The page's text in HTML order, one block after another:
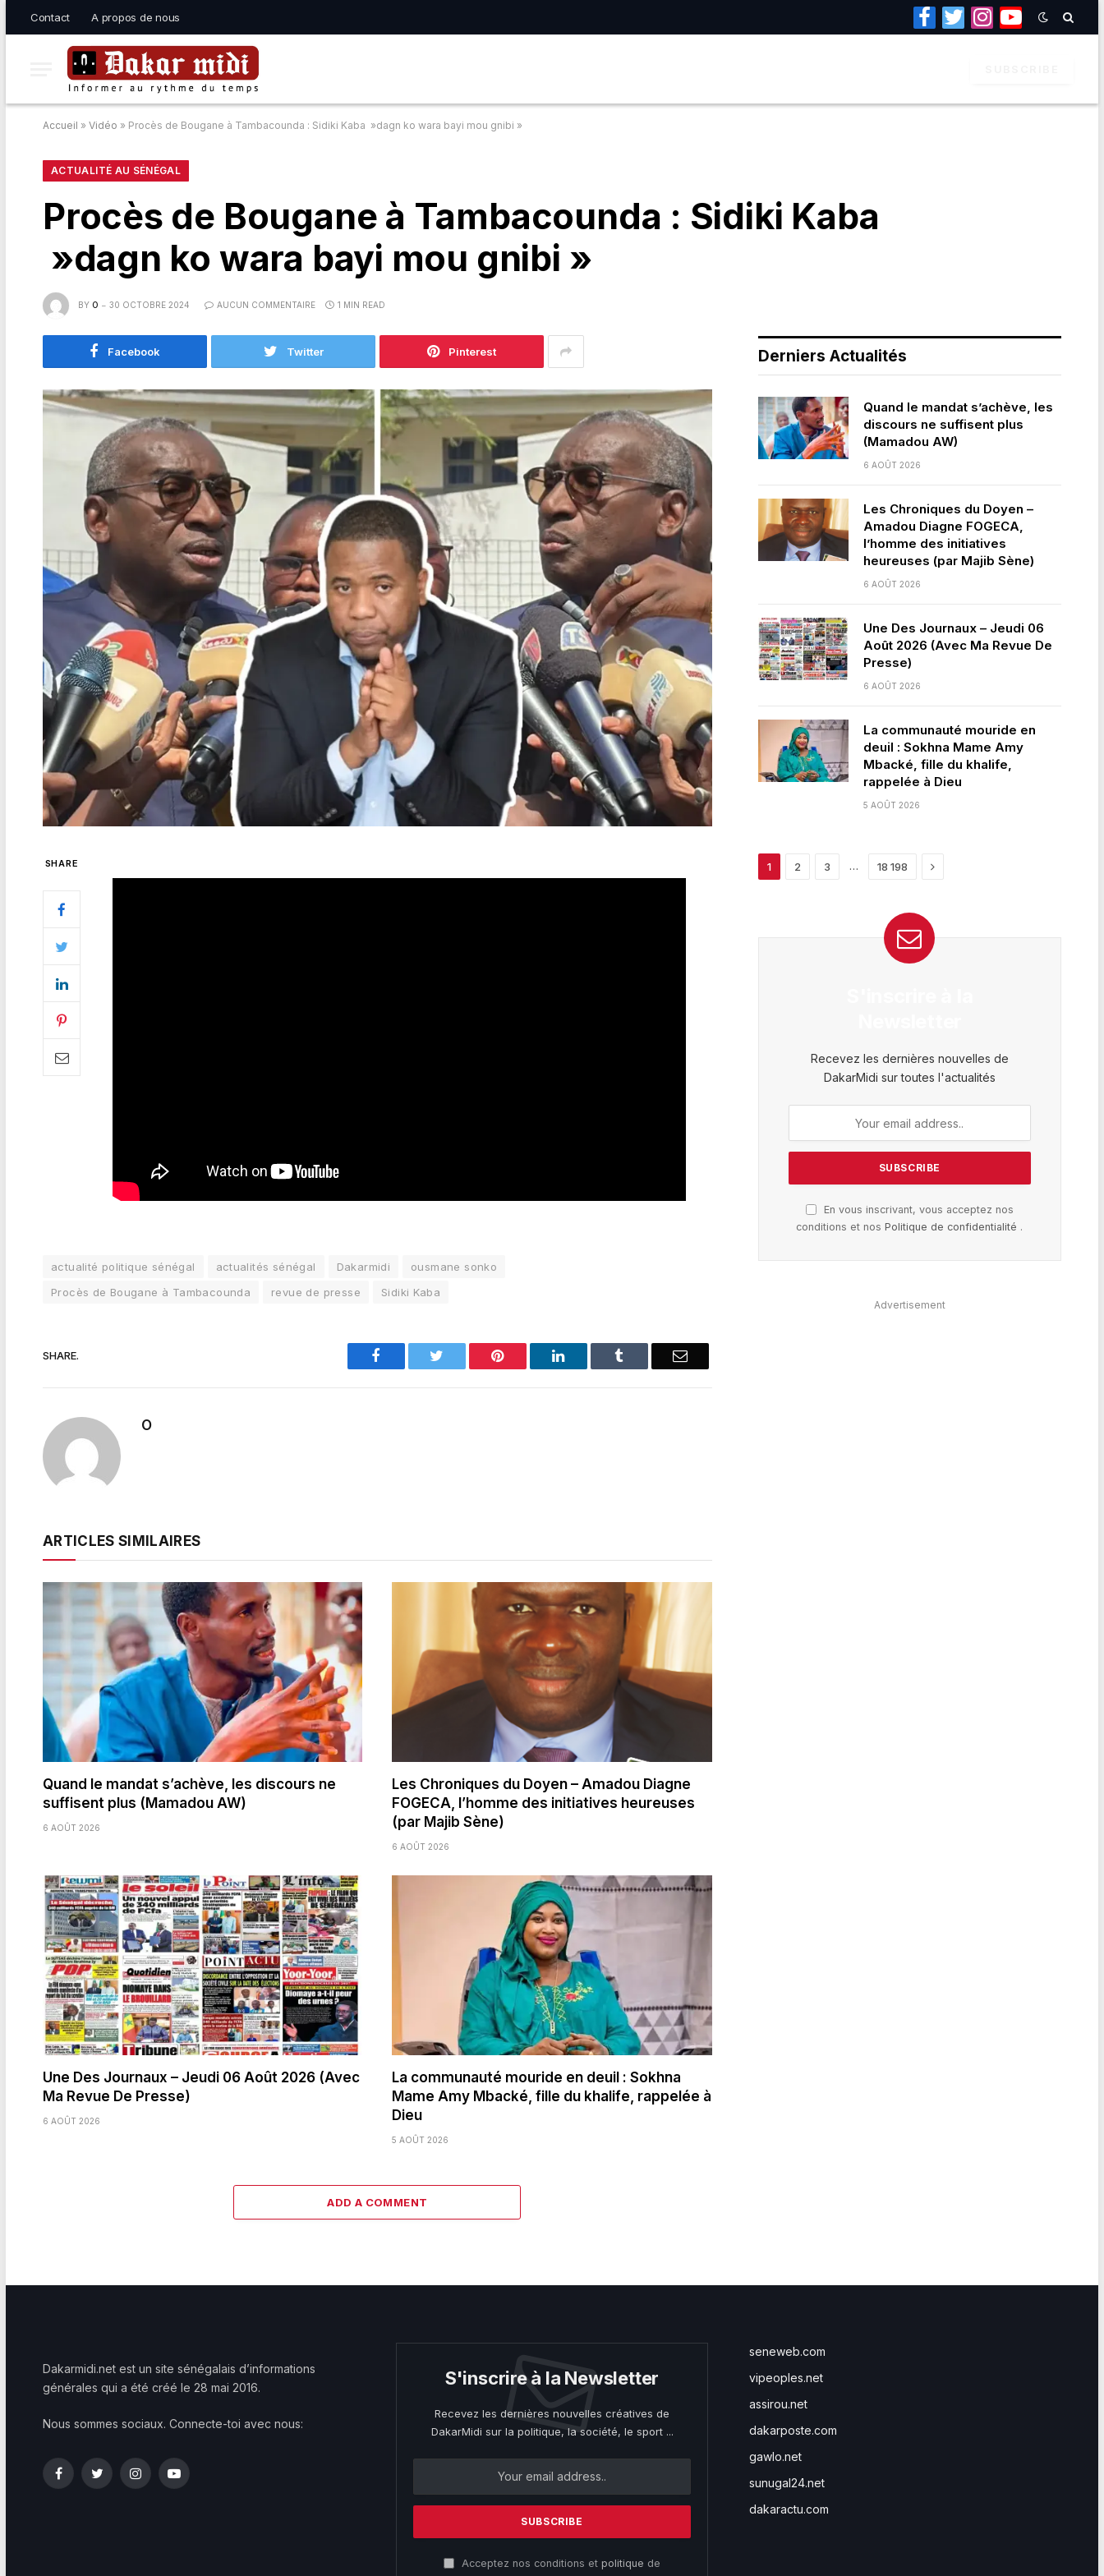
Contact A propos de nous
Facebook
TwitterInstagramYouTube
Accueil » Vidéo » Procès de Bougane à Tambacounda : Sidiki Kaba »dagn ko wara bayi mou gnibi »
ACTUALITÉ AU SÉNÉGAL
Procès de Bougane à Tambacounda : Sidiki Kaba
»dagn ko wara bayi mou gnibi »
BY O 30 OCTOBRE 2024 AUCUN COMMENTAIRE 1 MIN READ
Facebook Twitter Pinterest
SHARE
actualité politique sénégal actualités sénégal Dakarmidi
ousmane sonko
Procès de Bougane à Tambacounda
revue de presse Sidiki Kaba
SHARE. Facebook Pinterest LinkedIn Email
O
ARTICLES SIMILAIRES
Quand le mandat s’achève, les discours ne
suffisent plus (Mamadou AW)
6 AOÛT 2026
Les Chroniques du Doyen – Amadou Diagne
FOGECA, l’homme des initiatives heureuses
(par Majib Sène)
6 AOÛT 2026
Une Des Journaux – Jeudi 06 Août 2026 (Avec
Ma Revue De Presse)
6 AOÛT 2026
La communauté mouride en deuil : Sokhna
Mame Amy Mbacké, fille du khalife, rappelée à
Dieu
5 AOÛT 2026
ADD A COMMENT
Derniers Actualités
Quand le mandat s’achève, les
discours ne suffisent plus
(Mamadou AW)
6 AOÛT 2026
Les Chroniques du Doyen –
Amadou Diagne FOGECA,
l’homme des initiatives
heureuses (par Majib Sène)
6 AOÛT 2026
Une Des Journaux – Jeudi 06
Août 2026 (Avec Ma Revue De
Presse)
6 AOÛT 2026
La communauté mouride en
deuil : Sokhna Mame Amy
Mbacké, fille du khalife,
rappelée à Dieu
5 AOÛT 2026
1 2 3 … 18 198 Next
Recevez les dernières nouvelles de
DakarMidi sur toutes l'actualités
En vous inscrivant, vous acceptez nos
conditions et nosPolitique de confidentialité .
Advertisement
Dakarmidi.net est un site sénégalais d’informations
générales qui a été créé le 28 mai 2016.
Nous sommes sociaux. Connecte-toi avec nous:
FacebookTwitterInstagramYouTube
S'inscrire à la Newsletter
Recevez les dernières nouvelles créatives de
DakarMidi sur la politique, la société, le sport ...
Acceptez nos conditions et politique de
seneweb.com
vipeoples.net
assirou.net
dakarposte.com
gawlo.net
sunugal24.net
dakaractu.com